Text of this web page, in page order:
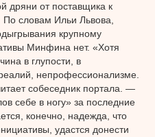
дряни от поставщика к
словам Ильи Львова,
крупному
Минфина нет. «Хотя
в глупости, в
непрофессионализме.
собеседник портала. —
себе в ногу» за последние
конечно, надежда, что
удастся донести